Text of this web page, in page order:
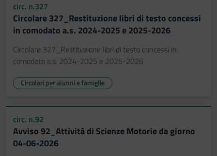
circ. n.327
Circolare 327_Restituzione libri di testo concessi
in comodato a.s. 2024-2025 e 2025-2026
Circolare 327_Restituzione libri di testo concessi in
comodato a.s. 2024-2025 e 2025-2026
Circolari per alunni e famiglie
circ. n.92
Avviso 92_Attività di Scienze Motorie da giorno
04-06-2026